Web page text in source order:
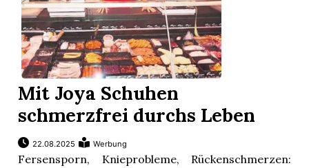
Mit Joya Schuhen
schmerzfrei durchs Leben
22.08.2025 Werbung
Fersensporn, Knieprobleme, Rückenschmerzen: